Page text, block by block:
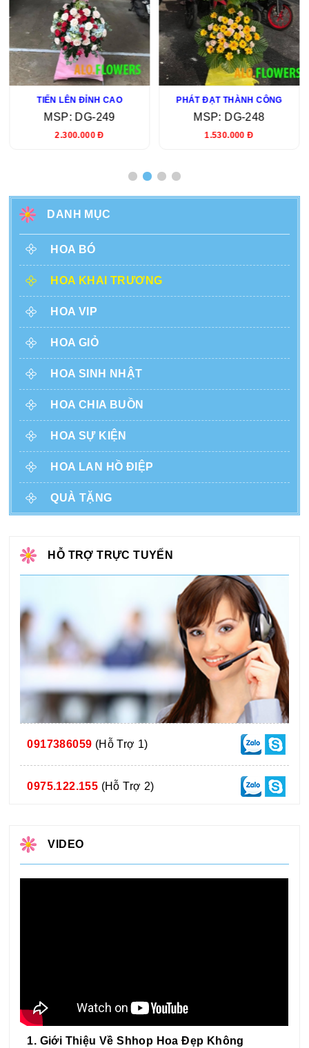
TIẾN LÊN ĐỈNH CAO
MSP: DG-249
2.300.000 Đ
PHÁT ĐẠT THÀNH CÔNG
MSP: DG-248
1.530.000 Đ
DANH MỤC
HOA BÓ
HOA KHAI TRƯƠNG
HOA VIP
HOA GIỎ
HOA SINH NHẬT
HOA CHIA BUỒN
HOA SỰ KIỆN
HOA LAN HỒ ĐIỆP
QUÀ TẶNG
HỖ TRỢ TRỰC TUYẾN
0917386059 (Hỗ Trợ 1)
0975.122.155 (Hỗ Trợ 2)
VIDEO
1. Giới Thiệu Về Shhop Hoa Đẹp Không